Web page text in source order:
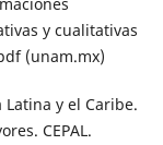
y cualitativas
(unam.mx)
Latina y el Caribe.
CEPAL.